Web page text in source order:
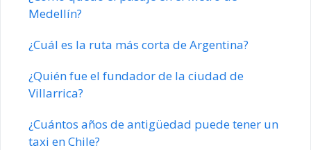
Medellín?
¿Cuál es la ruta más corta de Argentina?
¿Quién fue el fundador de la ciudad de
Villarrica?
¿Cuántos años de antigüedad puede tener un
taxi en Chile?